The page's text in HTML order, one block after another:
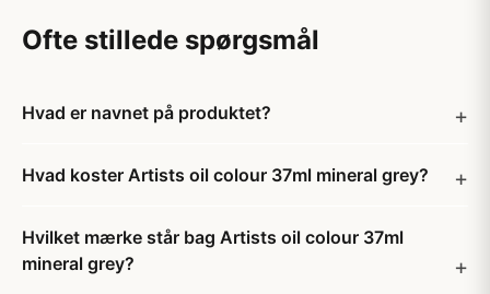
Ofte stillede spørgsmål
Hvad er navnet på produktet?
Hvad koster Artists oil colour 37ml mineral grey?
Hvilket mærke står bag Artists oil colour 37ml
mineral grey?